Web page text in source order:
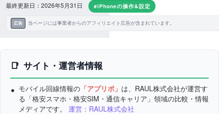
最終更新日：2026年5月31日 #iPhoneの操作&設定
広告 当ページには事業者からのアフィリエイト広告が含まれています。
サイト・運営者情報
モバイル回線情報の 「アプリポ」 は、RAUL株式会社が運営す
る「格安スマホ・格安SIM・通信キャリア」領域の比較・情報
メディアです。 運営：RAUL株式会社